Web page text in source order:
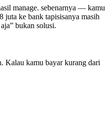
manage. sebenarnya — kamu
juta ke bank tapisisanya masih
bukan solusi.
Kalau kamu bayar kurang dari